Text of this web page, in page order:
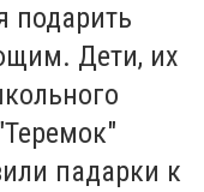
подарить
Дети, их
падарки к